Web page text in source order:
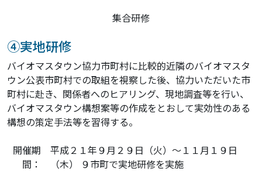
集合研修
④実地研修
バイオマスタウン協力市町村に比較的近隣のバイオマスタ
ウン公表市町村での取組を視察した後、協力いただいた市
町村に赴き、関係者へのヒアリング、現地調査等を行い、
バイオマスタウン構想案等の作成をとおして実効性のある
構想の策定手法等を習得する。
開催期
間：
平成２１年９月２９日（火）～１１月１９日
（木） ９市町で実地研修を実施